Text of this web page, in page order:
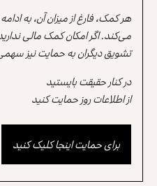
هر کمک، فارغ از میزان آن، به
می‌کند. اگر امکان کمک مالی
تشویق دیگران به حمایت نیز
در کنار حقیقت بایستید
از اطلاعات روز حمایت کنید
برای حمایت اینجا کلیک کنید